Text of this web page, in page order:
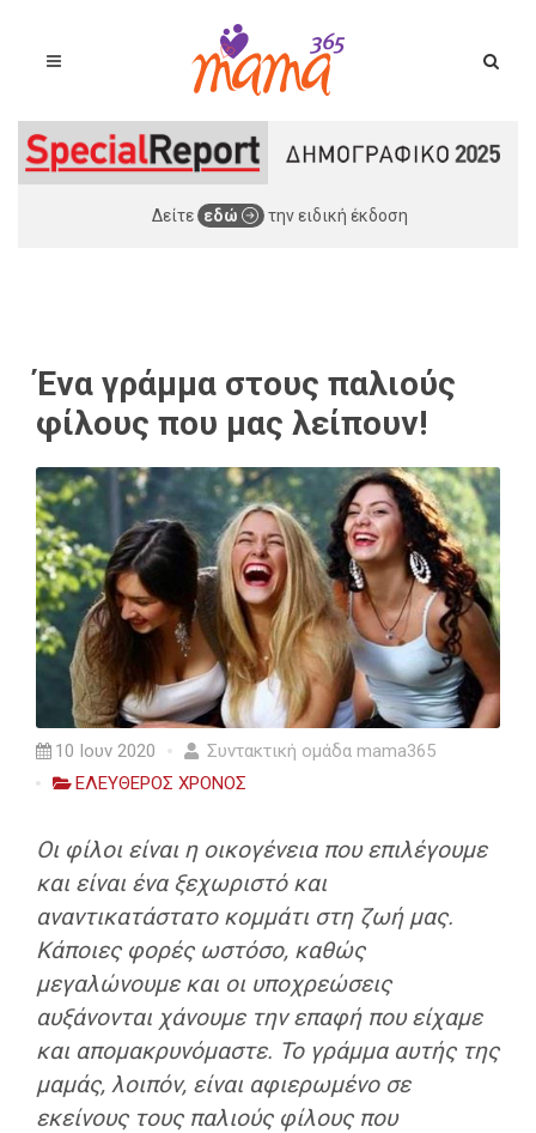
Δείτε εδώ την ειδική έκδοση
Ένα γράμμα στους παλιούς
φίλους που μας λείπουν!
10 Ιουν 2020
Συντακτική ομάδα mama365
ΕΛΕΥΘΕΡΟΣ ΧΡΟΝΟΣ
Οι φίλοι είναι η οικογένεια που επιλέγουμε
και είναι ένα ξεχωριστό και
αναντικατάστατο κομμάτι στη ζωή μας.
Κάποιες φορές ωστόσο, καθώς
μεγαλώνουμε και οι υποχρεώσεις
αυξάνονται χάνουμε την επαφή που είχαμε
και απομακρυνόμαστε. Το γράμμα αυτής της
μαμάς, λοιπόν, είναι αφιερωμένο σε
εκείνους τους παλιούς φίλους που